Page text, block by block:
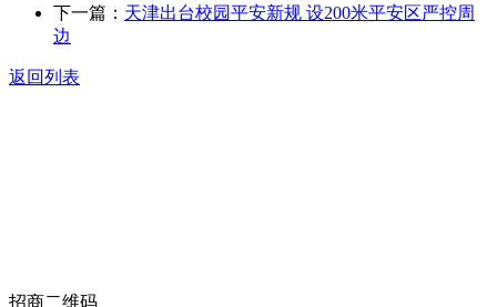
下一篇： 天津出台校园平安新规 设200米平安区严控周
边
返回列表
招商二维码